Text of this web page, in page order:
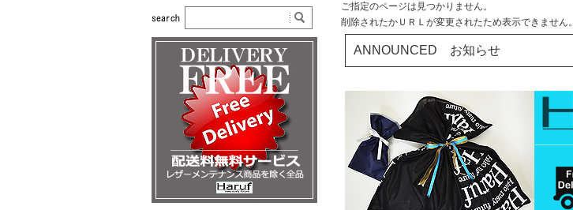
ご指定のページは見つかりません。
削除されたかＵＲＬが変更されたため表示できません。
ANNOUNCED お知らせ